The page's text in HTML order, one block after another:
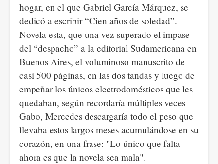
hogar, en el que Gabriel García Márquez, se
dedicó a escribir “Cien años de soledad”.
Novela esta, que una vez superado el impase
del “despacho” a la editorial Sudamericana en
Buenos Aires, el voluminoso manuscrito de
casi 500 páginas, en las dos tandas y luego de
empeñar los únicos electrodomésticos que les
quedaban, según recordaría múltiples veces
Gabo, Mercedes descargaría todo el peso que
llevaba estos largos meses acumulándose en su
corazón, en una frase: "Lo único que falta
ahora es que la novela sea mala".